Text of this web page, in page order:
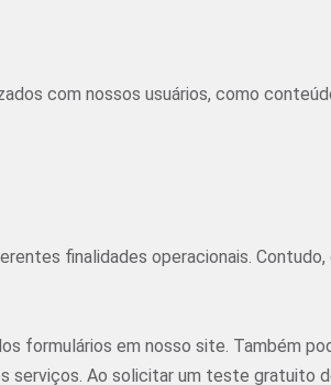
com nossos usuários, como
finalidades operacionais. Contudo,
formulários em nosso site. Também
serviços. Ao solicitar um teste gratuito